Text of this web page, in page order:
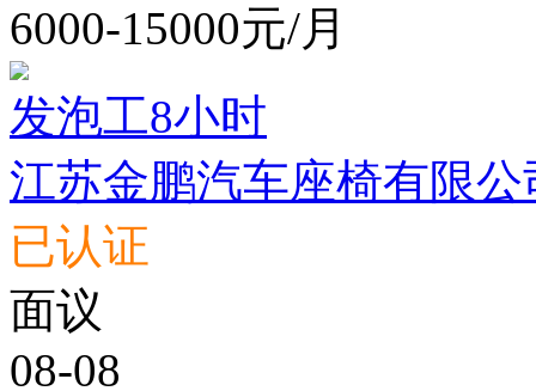
6000-15000元/月
发泡工8小时
江苏金鹏汽车座椅有限公
已认证
面议
08-08